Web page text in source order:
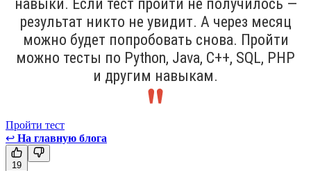
навыки. Если тест пройти не получилось —
результат никто не увидит. А через месяц
можно будет попробовать снова. Пройти
можно тесты по Python, Java, С++, SQL, PHP
и другим навыкам.
Пройти тест
↩ На главную блога
19